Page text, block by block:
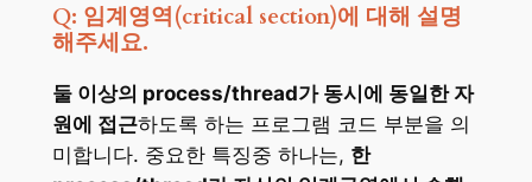
Q: 임계영역(critical section)에 대해 설명
해주세요.
둘 이상의 process/thread가 동시에 동일한 자
원에 접근하도록 하는 프로그램 코드 부분을 의
미합니다. 중요한 특징중 하나는, 한